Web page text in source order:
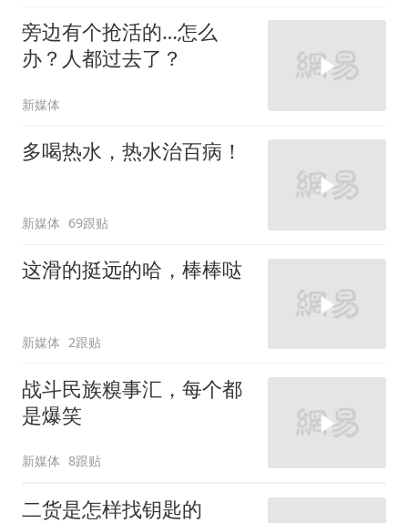
旁边有个抢活的…怎么
办？人都过去了？
新媒体
多喝热水，热水治百病！
新媒体 69跟贴
这滑的挺远的哈，棒棒哒
新媒体 2跟贴
战斗民族糗事汇，每个都
是爆笑
新媒体 8跟贴
二货是怎样找钥匙的